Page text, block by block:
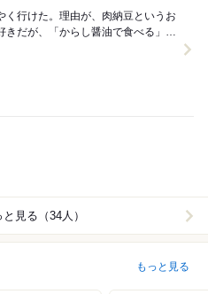
行けた。理由が、肉納豆というお
だが、「からし醤油で食べる」と
見る（34人）
もっと見る